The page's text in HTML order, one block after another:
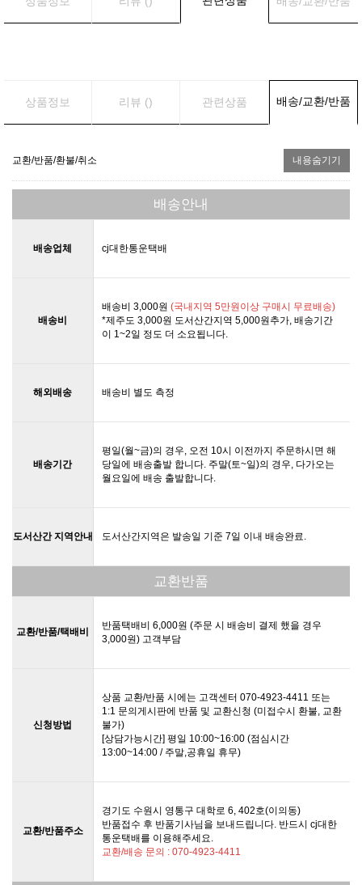
상품정보 리뷰 () 관련상품 배송/교환/반품
교환/반품/환불/취소 내용숨기기
배송안내
배송업체 cj대한통운택배
배송비
배송비 3,000원 (국내지역 5만원이상 구매시 무료배송)
*제주도 3,000원 도서산간지역 5,000원추가, 배송기간
이 1~2일 정도 더 소요됩니다.
해외배송 배송비 별도 측정
배송기간
평일(월~금)의 경우, 오전 10시 이전까지 주문하시면 해
당일에 배송출발 합니다. 주말(토~일)의 경우, 다가오는
월요일에 배송 출발합니다.
도서산간 지역안내 도서산간지역은 발송일 기준 7일 이내 배송완료.
교환반품
교환/반품/택배비
반품택배비 6,000원 (주문 시 배송비 결제 했을 경우
3,000원) 고객부담
신청방법
상품 교환/반품 시에는 고객센터 070-4923-4411 또는
1:1 문의게시판에 반품 및 교환신청 (미접수시 환불, 교환
불가)
[상담가능시간] 평일 10:00~16:00 (점심시간
13:00~14:00 / 주말,공휴일 휴무)
교환/반품주소
경기도 수원시 영통구 대학로 6, 402호(이의동)
반품접수 후 반품기사님을 보내드립니다. 반드시 cj대한
통운택배를 이용해주세요.
교환/배송 문의 : 070-4923-4411